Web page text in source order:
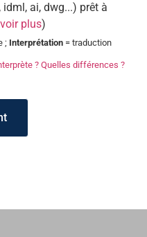
ai, dwg...) prêt à
plus)
; Interprétation = traduction
? Quelles différences ?